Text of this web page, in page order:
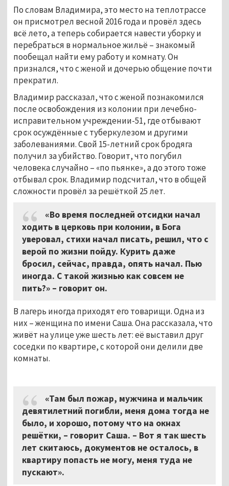
По словам Владимира, это место на теплотрассе
он присмотрел весной 2016 года и провёл здесь
всё лето, а теперь собирается навести уборку и
перебраться в нормальное жильё – знакомый
пообещал найти ему работу и комнату. Он
признался, что с женой и дочерью общение почти
прекратил.
Владимир рассказал, что с женой познакомился
после освобождения из колонии при лечебно-
исправительном учреждении-51, где отбывают
срок осуждённые с туберкулезом и другими
заболеваниями. Свой 15-летний срок бродяга
получил за убийство. Говорит, что погубил
человека случайно – «по пьянке», а до этого тоже
отбывал срок. Владимир подсчитал, что в общей
сложности провёл за решёткой 25 лет.
«Во время последней отсидки начал
ходить в церковь при колонии, в Бога
уверовал, стихи начал писать, решил, что с
верой по жизни пойду. Курить даже
бросил, сейчас, правда, опять начал. Пью
иногда. С такой жизнью как совсем не
пить?» – говорит он.
В лагерь иногда приходят его товарищи. Одна из
них – женщина по имени Саша. Она рассказала, что
живёт на улице уже шесть лет: её выставил друг
соседки по квартире, с которой они делили две
комнаты.
«Там был пожар, мужчина и мальчик
девятилетний погибли, меня дома тогда не
было, и хорошо, потому что на окнах
решётки, – говорит Саша. – Вот я так шесть
лет скитаюсь, документов не осталось, в
квартиру попасть не могу, меня туда не
пускают».